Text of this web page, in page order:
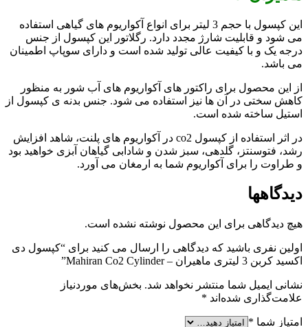
این کپسول با حجم 3 لیتر برای انواع آکواریوم های گیاهی استفاده
می شود و قابلیت شارژ مجدد دارد. رگلاتور این کپسول از جنس
درجه یک و با کیفیت عالی تولید شده است و دارای سوپاپ اطمینان
می باشد.
از این محصول برای راکتور های آکواریوم های آب شور به منظور
کاهش سختی در آن ها نیز استفاده می شود. جنس بدنه ی کپسول از
استیل ساخته شده است.
در اثر استفاده از کپسول co2 در آکواریوم های پلنت، شاهد افزایش
رشد، فتوسنتز، گلدهی، سبز شدن و شادابی گیاهان آبزی خواهید بود
و طراوت را برای آکواریوم شما به ارمغان می آورد.
دیدگاهها
هیچ دیدگاهی برای این محصول نوشته نشده است.
اولین نفری باشید که دیدگاهی را ارسال می کنید برای “کپسول دی
اکسید کربن 3 لیتری ماهیران – Mahiran Co2 Cylinder”
نشانی ایمیل شما منتشر نخواهد شد. بخش‌های موردنیاز
علامت‌گذاری شده‌اند *
امتیاز شما *